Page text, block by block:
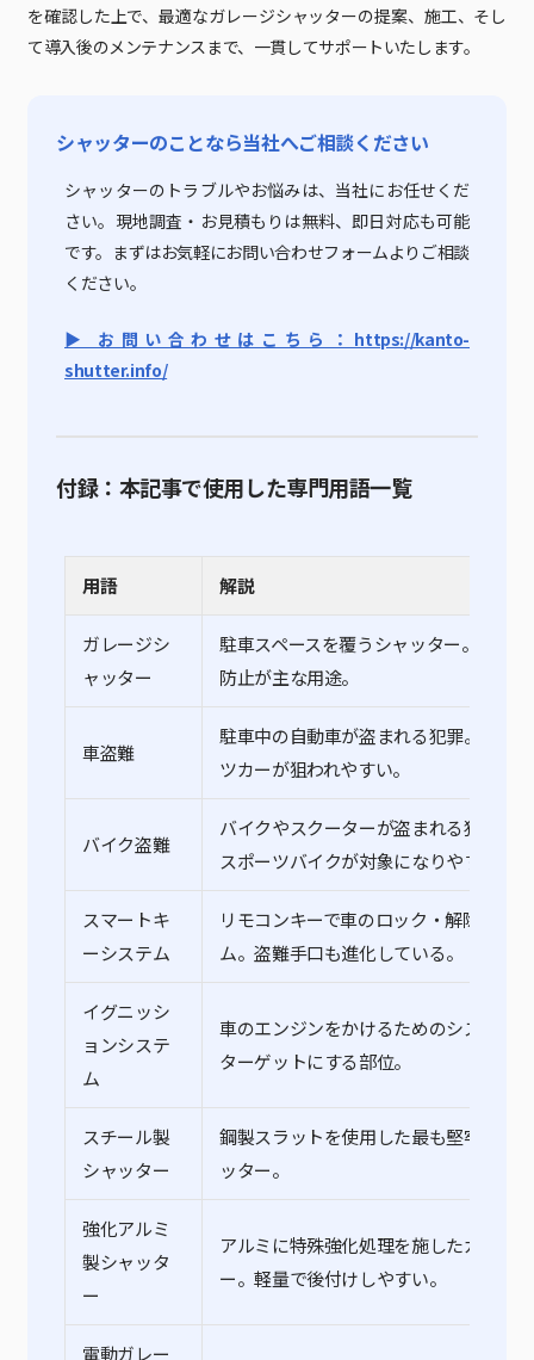
を確認した上で、最適なガレージシャッターの提案、施工、そし
て導入後のメンテナンスまで、一貫してサポートいたします。
シャッターのことなら当社へご相談ください
シャッターのトラブルやお悩みは、当社にお任せくだ
さい。現地調査・お見積もりは無料、即日対応も可能
です。まずはお気軽にお問い合わせフォームよりご相談
ください。
▶ お問い合わせはこちら：https://kanto-
shutter.info/
付録：本記事で使用した専門用語一覧
用語 解説
ガレージシ
ャッター
駐車スペースを覆うシャッター。車や
防止が主な用途。
車盗難
駐車中の自動車が盗まれる犯罪。高級
ツカーが狙われやすい。
バイク盗難
バイクやスクーターが盗まれる犯罪。
スポーツバイクが対象になりやすい。
スマートキ
ーシステム
リモコンキーで車のロック・解除を行
ム。盗難手口も進化している。
イグニッシ
ョンシステ
ム
車のエンジンをかけるためのシステム
ターゲットにする部位。
スチール製
シャッター
鋼製スラットを使用した最も堅牢なガ
ッター。
強化アルミ
製シャッタ
ー
アルミに特殊強化処理を施したガレー
ー。軽量で後付けしやすい。
電動ガレー